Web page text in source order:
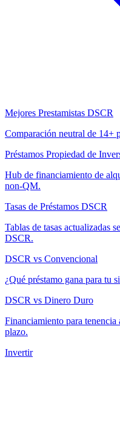
Mejores Prestamistas DSCR
Comparación neutral de 14+
Préstamos Propiedad de
Hub de financiamiento de
non-QM.
Tasas de Préstamos DSCR
Tablas de tasas actualizadas
DSCR.
DSCR vs Convencional
¿Qué préstamo gana para tu
DSCR vs Dinero Duro
Financiamiento para
plazo.
Invertir